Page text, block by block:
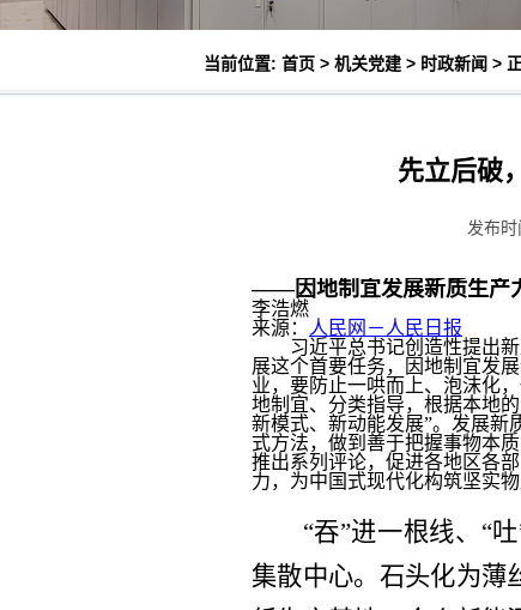
当前位置: 首页 > 机关党建 > 时政新闻 >
先立后破
发布
——因地制宜发展新质生产
李浩燃
来源：
人民网－人民日报
习近平总书记创造性提出
展这个首要任务，因地制宜发
业，要防止一哄而上、泡沫化
地制宜、分类指导，根据本地
新模式、新动能发展”。发展新
式方法，做到善于把握事物本
推出系列评论，促进各地区各
力，为中国式现代化构筑坚实物
“吞”进一根线、“
集散中心。石头化为薄